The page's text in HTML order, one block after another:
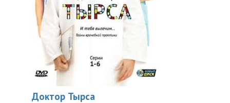
Доктор Тырса